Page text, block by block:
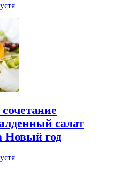
салат
Новый год